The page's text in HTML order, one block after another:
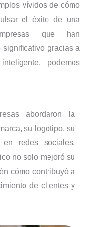
vívidos de cómo
el éxito de una
que han
significativo gracias a
podemos
abordaron la
su logotipo, su
redes sociales.
no solo mejoró su
cómo contribuyó a
de clientes y